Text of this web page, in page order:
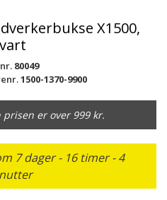
X1500,
80049
1500-1370-9900
er over 999 kr.
7 dager - 16 timer - 4